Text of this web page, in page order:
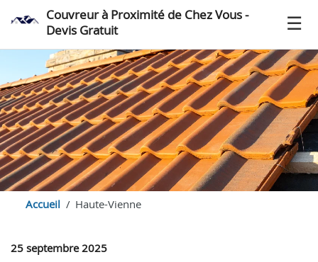
Couvreur à Proximité de Chez Vous -
Devis Gratuit
Accueil Haute-Vienne
25 septembre 2025